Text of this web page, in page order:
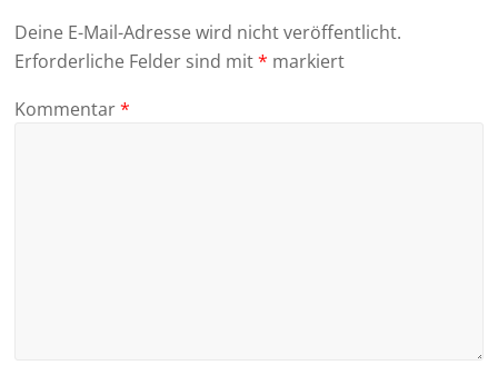
Deine E-Mail-Adresse wird nicht veröffentlicht.
Erforderliche Felder sind mit* markiert
Kommentar*